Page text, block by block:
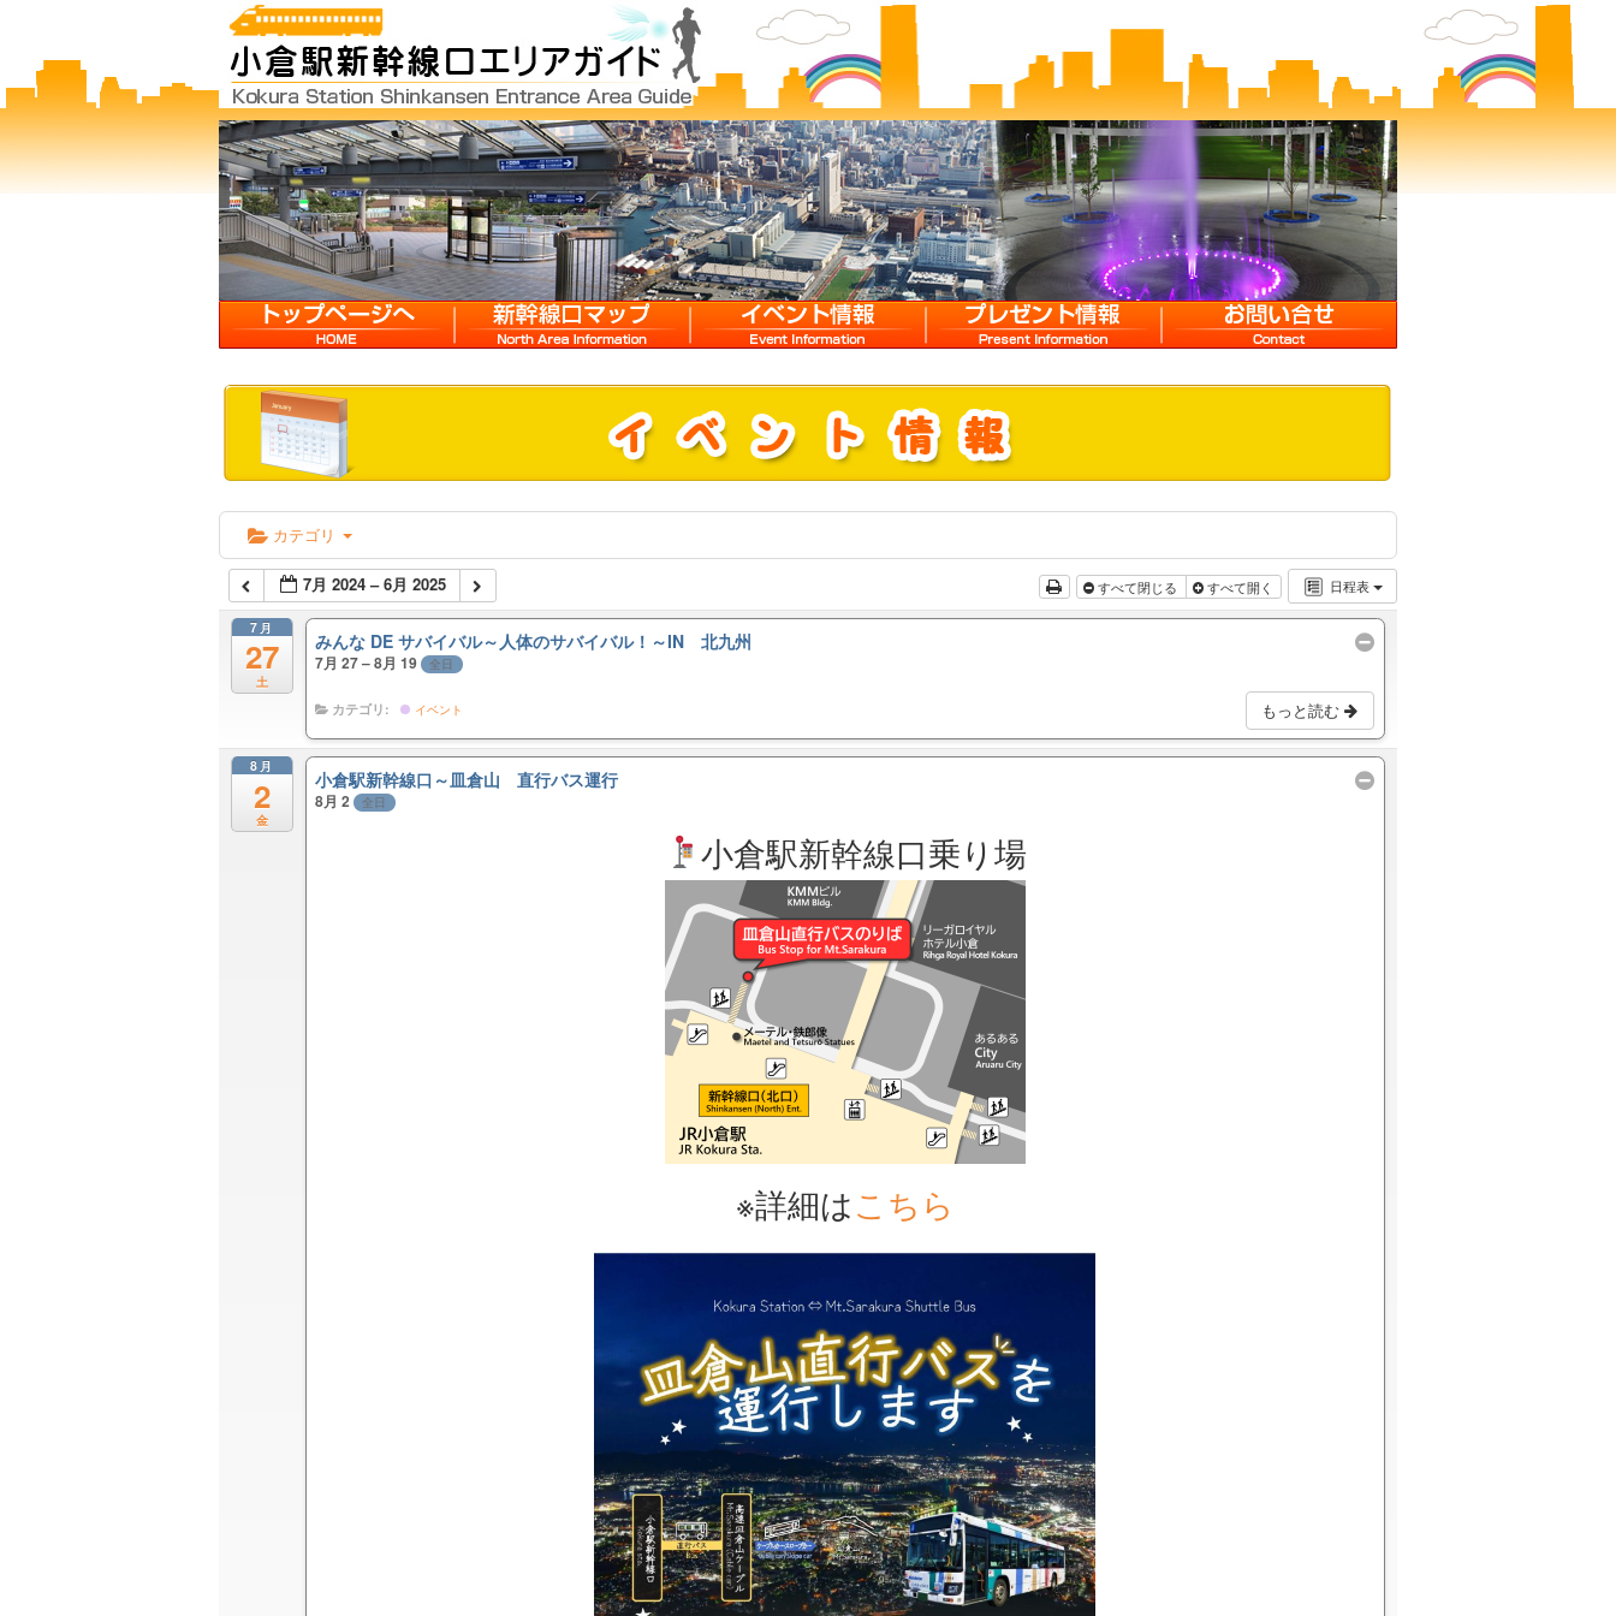
カテゴリ
日程表
7月 2024 – 6月 2025 すべて閉じる すべて開く
7月
27
土
みんな DE サバイバル～人体のサバイバル！～IN 北九州
7月 27 – 8月 19 全日
もっと読む
カテゴリ: イベント
8月
2
金
小倉駅新幹線口～皿倉山 直行バス運行
8月 2 全日
小倉駅新幹線口乗り場
※詳細はこちら